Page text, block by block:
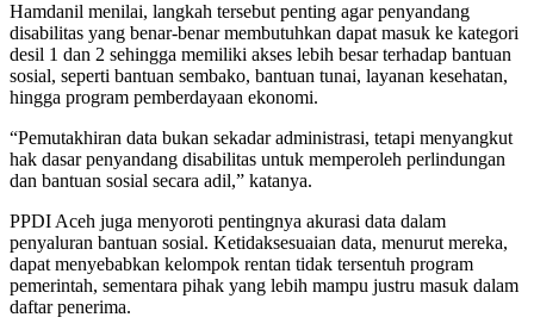
Hamdanil menilai, langkah tersebut penting agar penyandang
disabilitas yang benar-benar membutuhkan dapat masuk ke kategori
desil 1 dan 2 sehingga memiliki akses lebih besar terhadap bantuan
sosial, seperti bantuan sembako, bantuan tunai, layanan kesehatan,
hingga program pemberdayaan ekonomi.
“Pemutakhiran data bukan sekadar administrasi, tetapi menyangkut
hak dasar penyandang disabilitas untuk memperoleh perlindungan
dan bantuan sosial secara adil,” katanya.
PPDI Aceh juga menyoroti pentingnya akurasi data dalam
penyaluran bantuan sosial. Ketidaksesuaian data, menurut mereka,
dapat menyebabkan kelompok rentan tidak tersentuh program
pemerintah, sementara pihak yang lebih mampu justru masuk dalam
daftar penerima.